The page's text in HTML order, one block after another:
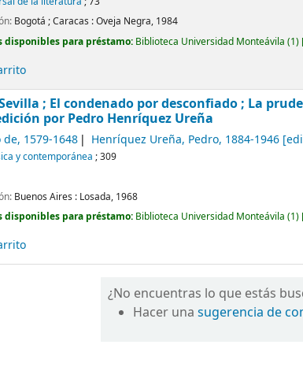
Bogotá ; Caracas :Oveja Negra, 1984
disponibles para préstamo: Biblioteca Universidad Monteávila (1)
; El condenado por desconfiado ; La
por Pedro Henríquez Ureña
de, 1579-1648 Henríquez Ureña, Pedro, 1884-1946
y contemporánea ; 309
Buenos Aires : Losada, 1968
disponibles para préstamo: Biblioteca Universidad Monteávila (1)
¿No encuentras lo que estás
Hacer unasugerencia de